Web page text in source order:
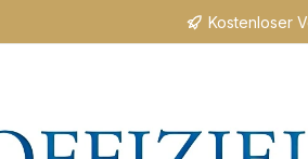
Kostenloser